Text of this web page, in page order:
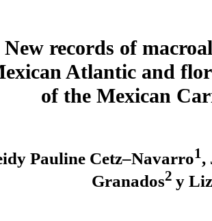
New records of
Atlantic and
of the Mexican
Pauline Cetz–Navarro1,
Granados2 y